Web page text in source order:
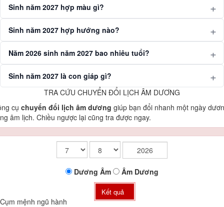
Sinh năm 2027 hợp màu gì?
Sinh năm 2027 hợp hướng nào?
Năm 2026 sinh năm 2027 bao nhiêu tuổi?
Sinh năm 2027 là con giáp gì?
TRA CỨU CHUYỂN ĐỔI LỊCH ÂM DƯƠNG
cụ chuyển đổi lịch âm dương giúp bạn đổi nhanh một ngày
âm lịch. Chiều ngược lại cũng tra được ngay.
Dương Âm Âm Dương
Kết quả
Cụm mệnh ngũ hành